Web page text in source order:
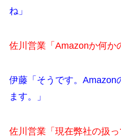
ね」
佐川営業「Amazonか何か
伊藤「そうです。Amazon
ます。」
佐川営業「現在弊社の扱